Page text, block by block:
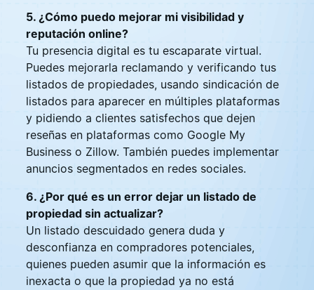
5. ¿Cómo puedo mejorar mi visibilidad y
reputación online?
Tu presencia digital es tu escaparate virtual.
Puedes mejorarla reclamando y verificando tus
listados de propiedades, usando sindicación de
listados para aparecer en múltiples plataformas
y pidiendo a clientes satisfechos que dejen
reseñas en plataformas como Google My
Business o Zillow. También puedes implementar
anuncios segmentados en redes sociales.
6. ¿Por qué es un error dejar un listado de
propiedad sin actualizar?
Un listado descuidado genera duda y
desconfianza en compradores potenciales,
quienes pueden asumir que la información es
inexacta o que la propiedad ya no está